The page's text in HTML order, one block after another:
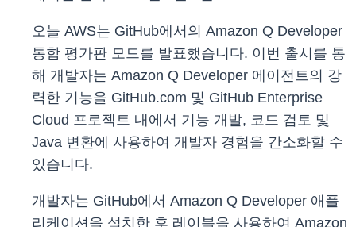
오늘 AWS는 GitHub에서의 Amazon Q Developer
통합 평가판 모드를 발표했습니다. 이번 출시를 통
해 개발자는 Amazon Q Developer 에이전트의 강
력한 기능을 GitHub.com 및 GitHub Enterprise
Cloud 프로젝트 내에서 기능 개발, 코드 검토 및
Java 변환에 사용하여 개발자 경험을 간소화할 수
있습니다.
개발자는 GitHub에서 Amazon Q Developer 애플
리케이션을 설치한 후 레이블을 사용하여 Amazon